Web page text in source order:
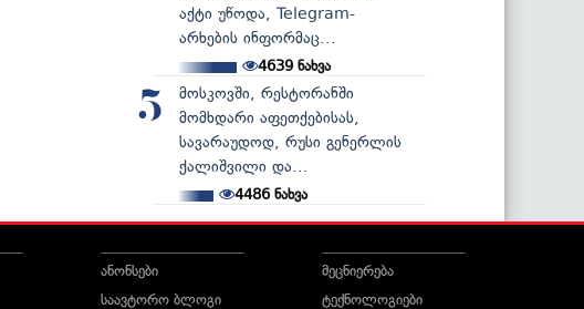
აქტი უწოდა, Telegram-
არხების ინფორმაც...
4639ნახვა
5
მოსკოვში, რესტორანში
მომხდარი აფეთქებისას,
სავარაუდოდ, რუსი გენერლის
ქალიშვილი და...
4486ნახვა
ანონსები
საავტორო ბლოგი
მეცნიერება
ტექნოლოგიები